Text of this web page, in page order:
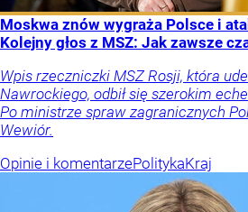
Moskwa znów wygraża Polsce i
Kolejny głos z MSZ: Jak zawsze
Wpis rzeczniczki MSZ Rosji, która
Nawrockiego, odbił się szerokim
Po ministrze spraw zagranicznych
Wewiór.
Opinie i komentarzePolitykaKraj